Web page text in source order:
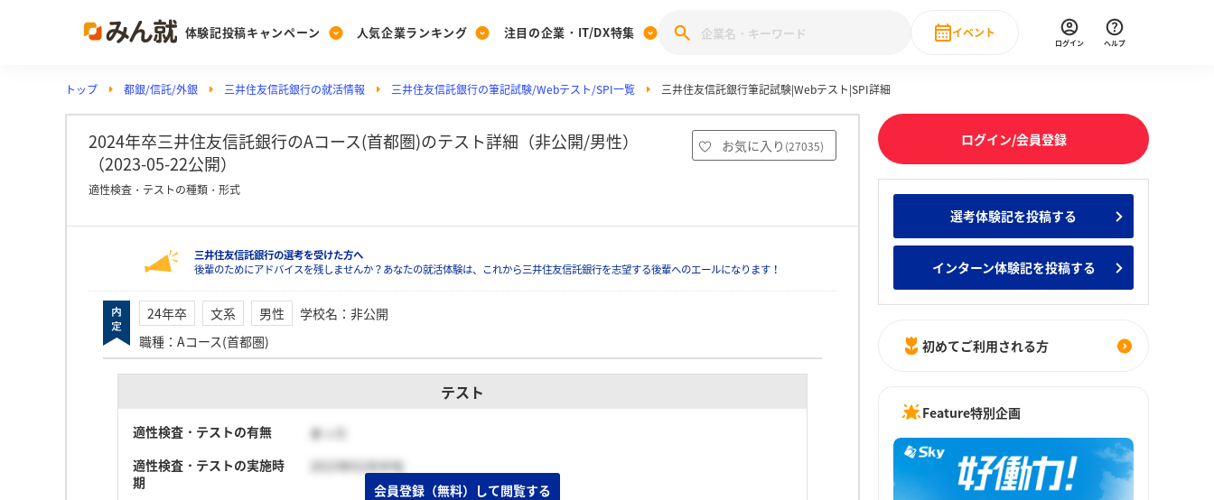
体験記投稿キャンペーン
Post
投稿する
[27卒] 本選考体験記投稿キャンペーン
人気企業ランキング
Ranking
ランキングを見る
みんなのDX企業就職ブランド調査
みんなの新卒就職人気企業ランキング みんなのインターン人気企業ランキ
注目の企業・IT/DX特集
PickUp
注目の企業特集
注目の企業特集
28卒 IT・DX現場社員インタビュー
動画で知ろう！業界・企業研究
イベント
直近のイベント一覧
ログイン ヘルプ
トップ 都銀/信託/外銀 三井住友信託銀行の就活情報 三井住友信託銀行の筆記試験/Webテスト/SPI一覧 三井住友信託銀行筆記試験|Webテスト|SPI詳細
2024年卒三井住友信託銀行のAコース(首都圏)のテスト詳細（非公開/男性）
（2023-05-22公開）
お気に入り (27035)
適性検査・テストの種類・形式
三井住友信託銀行の選考を受けた方へ
後輩のためにアドバイスを残しませんか？あなたの就活体験は、これから三井住友信託銀行を志望する後輩へのエールになります！
24年卒 文系 男性 学校名 ： 非公開
職種 ： Aコース(首都圏)
テスト
適性検査・テストの有無
あった
適性検査・テストの実施時
期
2023年02月中旬
会員登録（無料）して閲覧する
ログイン/会員登録
選考体験記を投稿する
インターン体験記を投稿する
初めてご利用される方
Feature特別企画